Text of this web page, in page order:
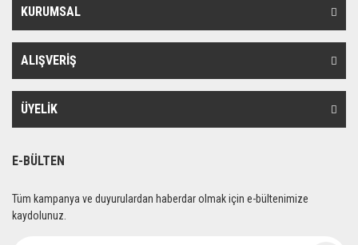
Ürün resmi kalitesiz, bozuk veya görüntülenemiyor.
Ürün bilgilerinde hatalar bulunuyor.
Ürün fiyatı diğer sitelerden daha pahalı.
Bu ürüne benzer farklı alternatifler olmalı.
KURUMSAL
ALIŞVERİŞ
ÜYELİK
E-BÜLTEN
Tüm kampanya ve duyurulardan haberdar olmak için e-bültenimize
kaydolunuz.